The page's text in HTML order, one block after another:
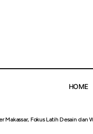
HOME
Innovation
Development
Fokus Latih Desain dan